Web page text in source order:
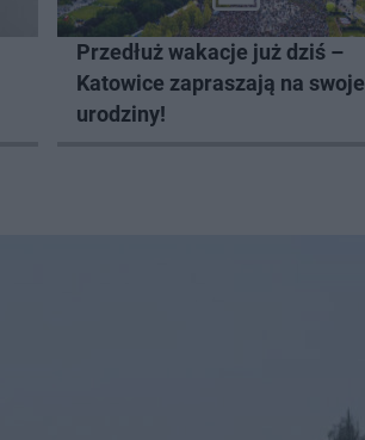
Przedłuż wakacje już dziś –
Katowice zapraszają na swoje
urodziny!